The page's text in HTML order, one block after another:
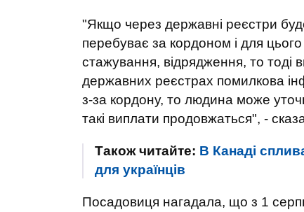
"Якщо через державні реєстри
перебуває за кордоном і для
стажування, відрядження, то тоді
державних реєстрах помилкова
з-за кордону, то людина може
такі виплати продовжаться", -
Також читайте: В Канаді
для українців
Посадовиця нагадала, що з 1